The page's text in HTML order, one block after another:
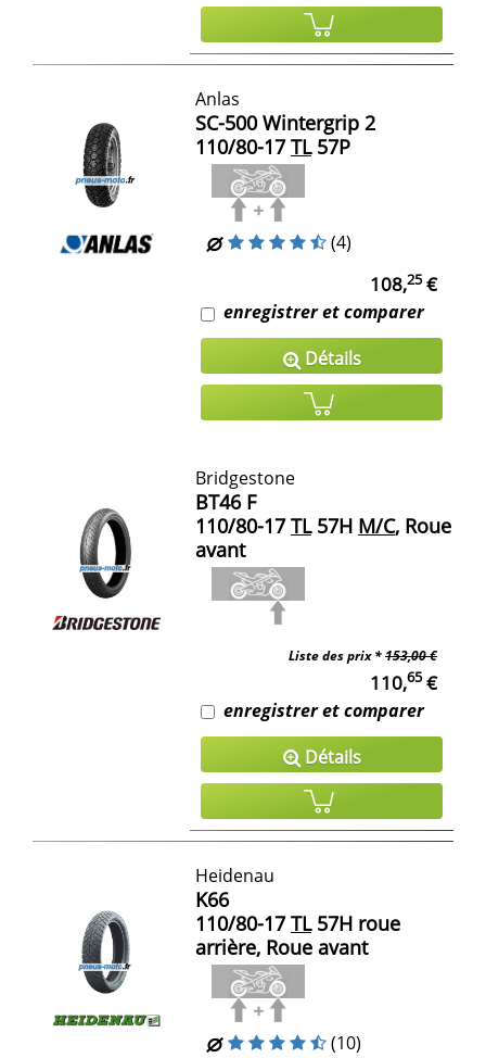
Anlas
SC-500 Wintergrip 2
110/80-17 TL57P
(4)
108,25€
enregistrer et comparer
Détails
Bridgestone
BT46 F
110/80-17 TL57H M/C, Roue
avant
Liste des prix *153,00 €
110,65€
enregistrer et comparer
Détails
Heidenau
K66
110/80-17 TL57H roue
arrière, Roue avant
(10)